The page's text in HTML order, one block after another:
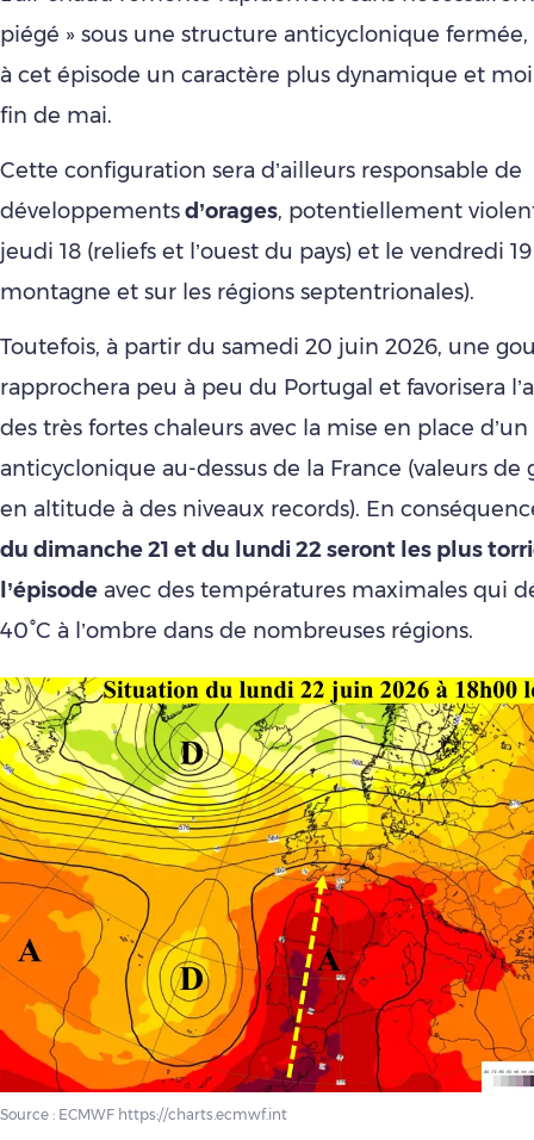
piégé » sous une structure anticyclonique
à cet épisode un caractère plus dynamique et
fin de mai.
Cette configuration sera d’ailleurs responsable de
développementsd’orages, potentiellement
jeudi 18 (reliefs et l’ouest du pays) et le vendredi
montagne et sur les régions septentrionales).
Toutefois, à partir du samedi 20 juin 2026, une
rapprochera peu à peu du Portugal et favorisera
des très fortes chaleurs avec la mise en place
anticyclonique au-dessus de la France (valeurs de
en altitude à des niveaux records). En
du dimanche 21 et du lundi 22 seront les plus
l’épisode avec des températures maximales qui
40°C à l’ombre dans de nombreuses régions.
Source : ECMWF https://charts.ecmwf.int